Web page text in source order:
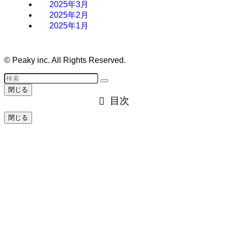
2025年3月
2025年2月
2025年1月
© Peaky inc. All Rights Reserved.
閉じる
目次
閉じる